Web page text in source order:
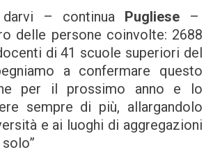
– continua Pugliese –
delle persone coinvolte: 2688
di 41 scuole superiori del
a confermare questo
per il prossimo anno e lo
sempre di più, allargandolo
e ai luoghi di aggregazioni